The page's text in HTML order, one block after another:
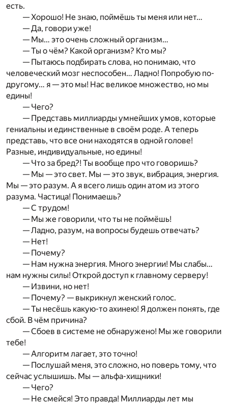
есть.
— Хорошо! Не знаю, поймёшь ты меня или нет…
— Да, говори уже!
— Мы… это очень сложный организм…
— Ты о чём? Какой организм? Кто мы?
— Пытаюсь подбирать слова, но понимаю, что
человеческий мозг неспособен… Ладно! Попробую по-
другому… я — это мы! Нас великое множество, но мы
едины!
— Чего?
— Представь миллиарды умнейших умов, которые
гениальны и единственные в своём роде. А теперь
представь, что все они находятся в одной голове!
Разные, индивидуальные, но едины!
— Что за бред?! Ты вообще про что говоришь?
— Мы — это свет. Мы — это звук, вибрация, энергия.
Мы — это разум. А я всего лишь один атом из этого
разума. Частица! Понимаешь?
— С трудом!
— Мы же говорили, что ты не поймёшь!
— Ладно, разум, на вопросы будешь отвечать?
— Нет!
— Почему?
— Нам нужна энергия. Много энергии! Мы слабы…
нам нужны силы! Открой доступ к главному серверу!
— Извини, но нет!
— Почему? — выкрикнул женский голос.
— Ты несёшь какую-то ахинею! Я должен понять, где
сбой. В чём причина?
— Сбоев в системе не обнаружено! Мы же говорили
тебе!
— Алгоритм лагает, это точно!
— Послушай меня, это сложно, но поверь тому, что
сейчас услышишь. Мы — альфа-хищники!
— Чего?
— Не смейся! Это правда! Миллиарды лет мы